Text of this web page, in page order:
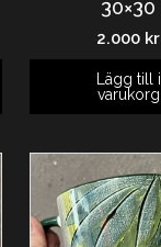
30×30
2.000 kr
Lägg till i
varukorg